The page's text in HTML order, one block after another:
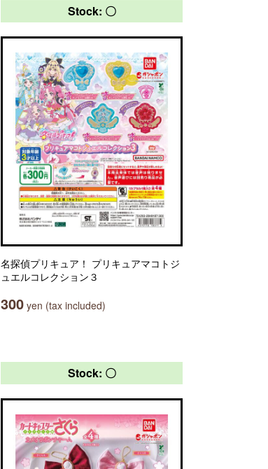
Stock: 〇
名探偵プリキュア！ プリキュアマコトジ
ュエルコレクション３
300 yen (tax included)
Stock: 〇